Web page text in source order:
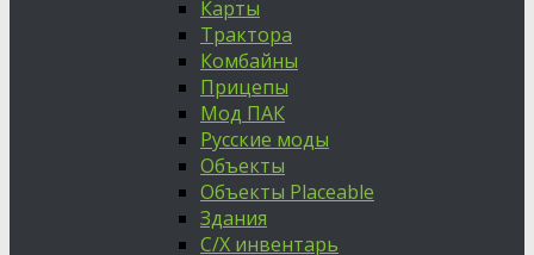
Карты
Трактора
Комбайны
Прицепы
Мод ПАК
Русские моды
Объекты
Объекты Placeable
Здания
С/Х инвентарь